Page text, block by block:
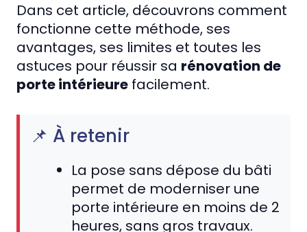
Dans cet article, découvrons comment
fonctionne cette méthode, ses
avantages, ses limites et toutes les
astuces pour réussir sa rénovation de
porte intérieure facilement.
📌 À retenir
La pose sans dépose du bâti
permet de moderniser une
porte intérieure en moins de 2
heures, sans gros travaux.